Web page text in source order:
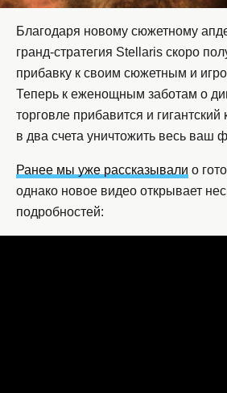
Благодаря новому сюжетному
гранд-стратегия Stellaris скоро
прибавку к своим сюжетным и
Теперь к еженощным заботам о
торговле прибавится и
в два счета уничтожить весь ваш
Ранее мы уже рассказывали о
однако новое видео открывает
подробностей: